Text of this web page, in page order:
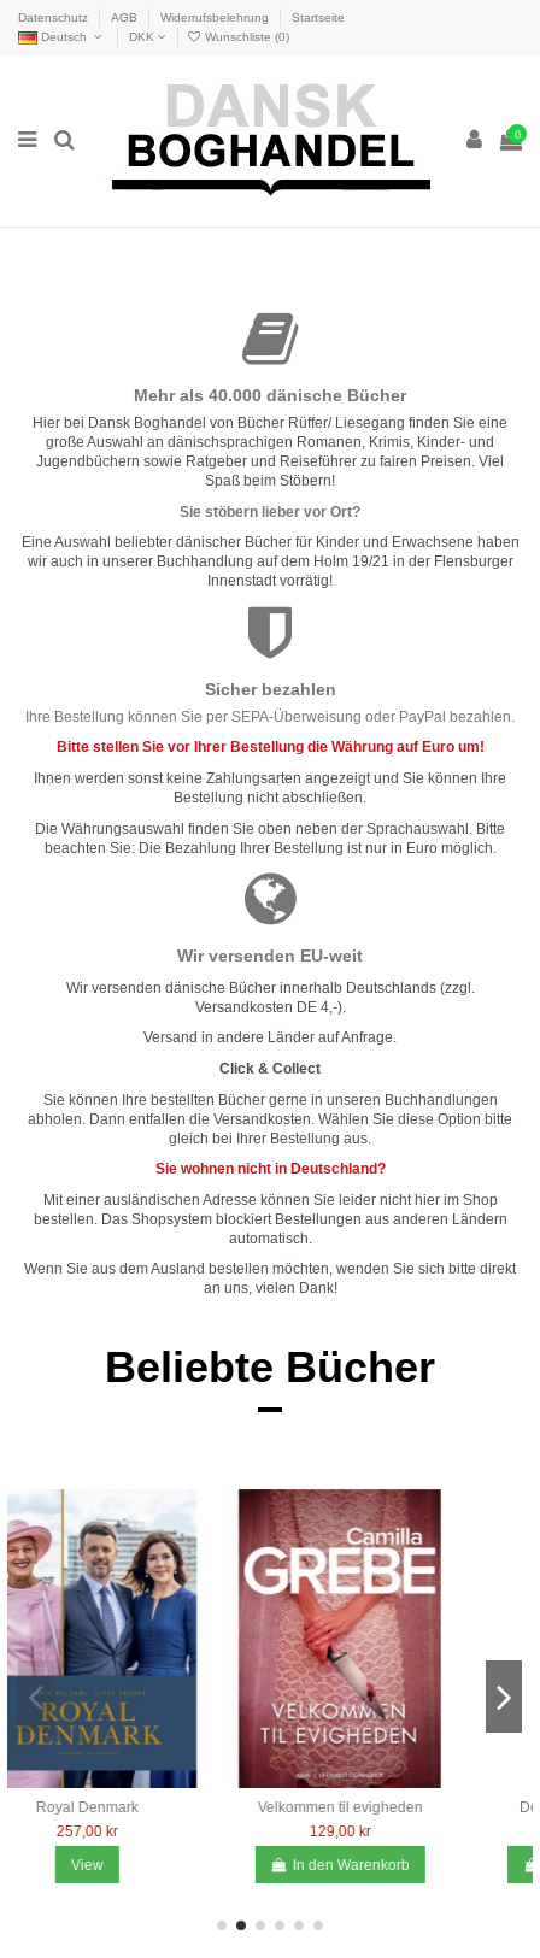
Datenschutz AGB Widerrufsbelehrung
Startseite
Deutsch
DKK Wunschliste (0)
0
Mehr als 40.000 dänische Bücher
Hier bei Dansk Boghandel von Bücher Rüffer/ Liesegang finden Sie eine
große Auswahl an dänischsprachigen Romanen, Krimis, Kinder- und
Jugendbüchern sowie Ratgeber und Reiseführer zu fairen Preisen. Viel
Spaß beim Stöbern!
Sie stöbern lieber vor Ort?
Eine Auswahl beliebter dänischer Bücher für Kinder und Erwachsene haben
wir auch in unserer Buchhandlung auf dem Holm 19/21 in der Flensburger
Innenstadt vorrätig!
Sicher bezahlen
Ihre Bestellung können Sie per SEPA-Überweisung oder PayPal bezahlen.
Bitte stellen Sie vor Ihrer Bestellung die Währung auf Euro um!
Ihnen werden sonst keine Zahlungsarten angezeigt und Sie können Ihre
Bestellung nicht abschließen.
Die Währungsauswahl finden Sie oben neben der Sprachauswahl. Bitte
beachten Sie: Die Bezahlung Ihrer Bestellung ist nur in Euro möglich.
Wir versenden EU-weit
Wir versenden dänische Bücher innerhalb Deutschlands (zzgl.
Versandkosten DE 4,-).
Versand in andere Länder auf Anfrage.
Click & Collect
Sie können Ihre bestellten Bücher gerne in unseren Buchhandlungen
abholen. Dann entfallen die Versandkosten. Wählen Sie diese Option bitte
gleich bei Ihrer Bestellung aus.
Sie wohnen nicht in Deutschland?
Mit einer ausländischen Adresse können Sie leider nicht hier im Shop
bestellen. Das Shopsystem blockiert Bestellungen aus anderen Ländern
automatisch.
Wenn Sie aus dem Ausland bestellen möchten, wenden Sie sich bitte direkt
an uns, vielen Dank!
Beliebte Bücher
Det ellevte manuskript
257,00 kr
In den Warenkorb
Specialisten
214,00 kr
In den Warenkorb